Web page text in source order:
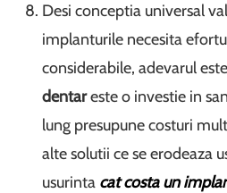
Desi conceptia universal
implanturile necesita
considerabile, adevarul
dentareste o investie in
lung presupune costuri
alte solutii ce se erodeaza
usurinta cat costa un